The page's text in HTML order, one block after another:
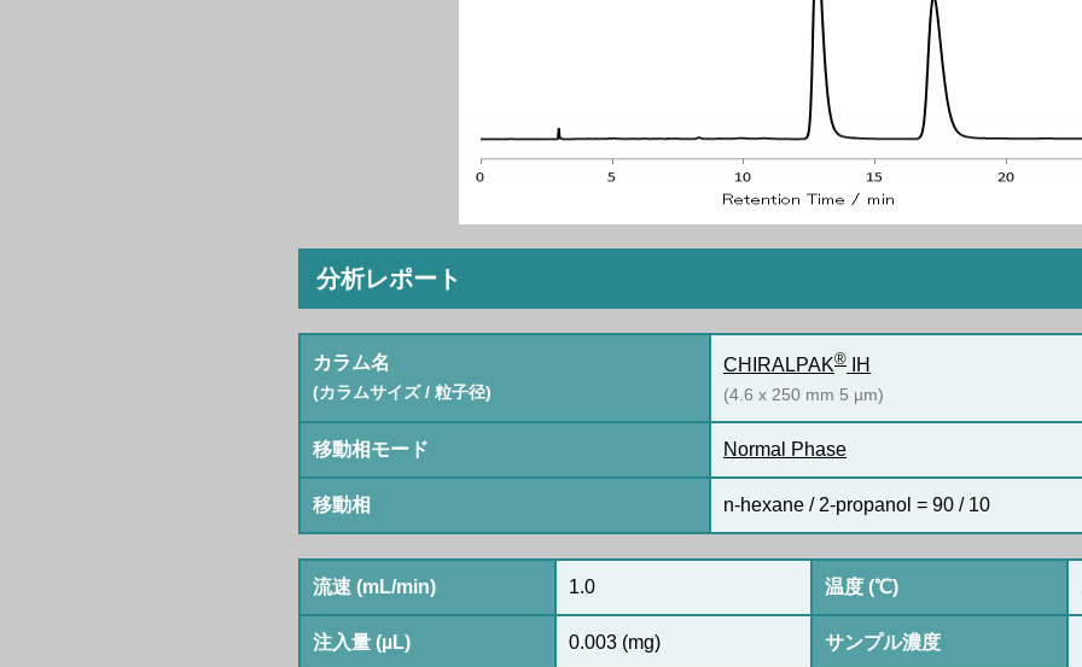
分析レポート
カラム名
(カラムサイズ / 粒子径)
CHIRALPAK® IH
(4.6 x 250 mm 5 µm)
移動相モード Normal Phase
移動相 n-hexane / 2-propanol = 90 / 10
流速 (mL/min) 1.0 温度 (℃)
注入量 (µL) 0.003 (mg) サンプル濃度